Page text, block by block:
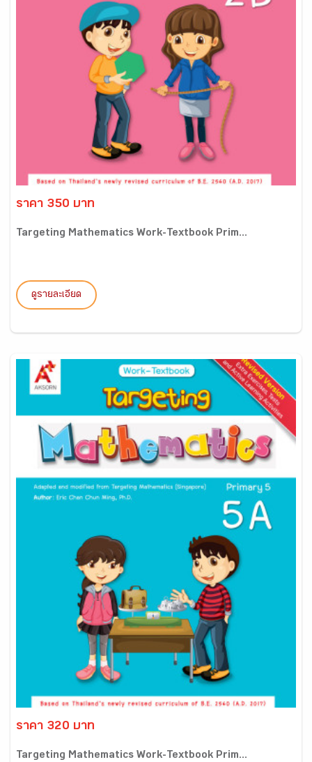
ราคา 350 บาท
Targeting Mathematics Work-Textbook Prim...
ดูรายละเอียด
ราคา 320 บาท
Targeting Mathematics Work-Textbook Prim...